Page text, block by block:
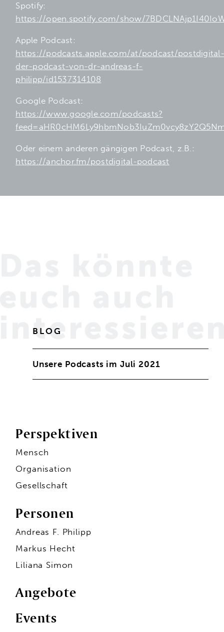
Spotify:
https://open.spotify.com/show/
Apple Podcast:
https://podcasts.apple.com/at/podcast/postdigital-
der-podcast-von-dr-andreas-f-
philipp/id1537314108
Google Podcast:
https://www.google.com/podcasts?
Oder einem anderen gängigen Podcast, z .B.:
https://anchor.fm/postdigital-podcast
BLOG
Unsere Podcasts im Juli 2021
Perspektiven
Mensch
Organisation
Gesellschaft
Personen
Andreas F. Philipp
Markus Hecht
Liliana Simon
Angebote
Events